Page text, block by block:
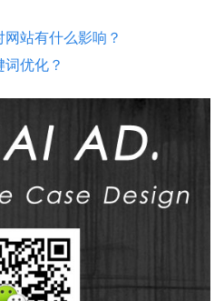
站有什么影响？
优化？